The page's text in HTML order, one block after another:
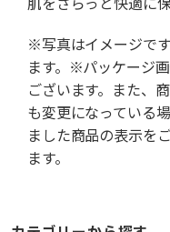
※写真はイメージで
ます。※パッケージ
ございます。また、
も変更になっている
ました商品の表示を
ます。